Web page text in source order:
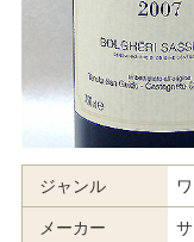
ジャンル
メーカー